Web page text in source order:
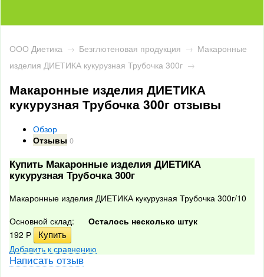
ООО Диетика → Безглютеновая продукция → Макаронные
изделия ДИЕТИКА кукурузная Трубочка 300г →
Макаронные изделия ДИЕТИКА
кукурузная Трубочка 300г отзывы
Обзор
Отзывы 0
Купить Макаронные изделия ДИЕТИКА
кукурузная Трубочка 300г
Макаронные изделия ДИЕТИКА кукурузная Трубочка 300г/10
Основной склад:
Осталось несколько штук
192 Р
Добавить к сравнению
Написать отзыв